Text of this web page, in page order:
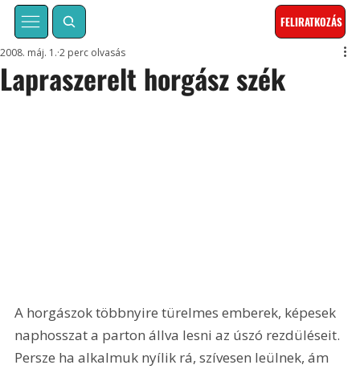
FELIRATKOZÁS
Lapraszerelt horgász szék
2008. máj. 1. 2 perc olvasás
A horgászok többnyire türelmes emberek, képesek
naphosszat a parton állva lesni az úszó rezdüléseit.
Persze ha alkalmuk nyílik rá, szívesen leülnek, ám